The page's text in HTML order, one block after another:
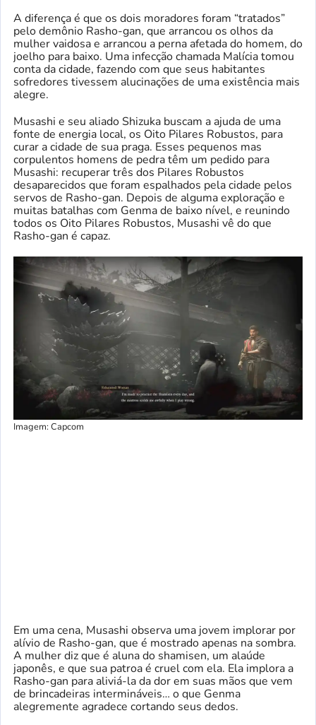
A diferença é que os dois moradores foram “tratados”
pelo demônio Rasho-gan, que arrancou os olhos da
mulher vaidosa e arrancou a perna afetada do homem, do
joelho para baixo. Uma infecção chamada Malícia tomou
conta da cidade, fazendo com que seus habitantes
sofredores tivessem alucinações de uma existência mais
alegre.
Musashi e seu aliado Shizuka buscam a ajuda de uma
fonte de energia local, os Oito Pilares Robustos, para
curar a cidade de sua praga. Esses pequenos mas
corpulentos homens de pedra têm um pedido para
Musashi: recuperar três dos Pilares Robustos
desaparecidos que foram espalhados pela cidade pelos
servos de Rasho-gan. Depois de alguma exploração e
muitas batalhas com Genma de baixo nível, e reunindo
todos os Oito Pilares Robustos, Musashi vê do que
Rasho-gan é capaz.
Imagem: Capcom
Em uma cena, Musashi observa uma jovem implorar por
alívio de Rasho-gan, que é mostrado apenas na sombra.
A mulher diz que é aluna do shamisen, um alaúde
japonês, e que sua patroa é cruel com ela. Ela implora a
Rasho-gan para aliviá-la da dor em suas mãos que vem
de brincadeiras intermináveis… o que Genma
alegremente agradece cortando seus dedos.